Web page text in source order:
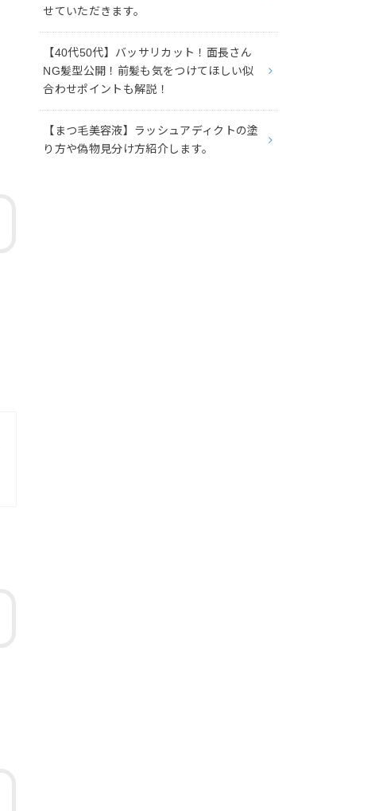
せていただきます。
【40代50代】バッサリカット！面長さん
NG髪型公開！前髪も気をつけてほしい似
合わせポイントも解説！
【まつ毛美容液】ラッシュアディクトの塗
り方や偽物見分け方紹介します。